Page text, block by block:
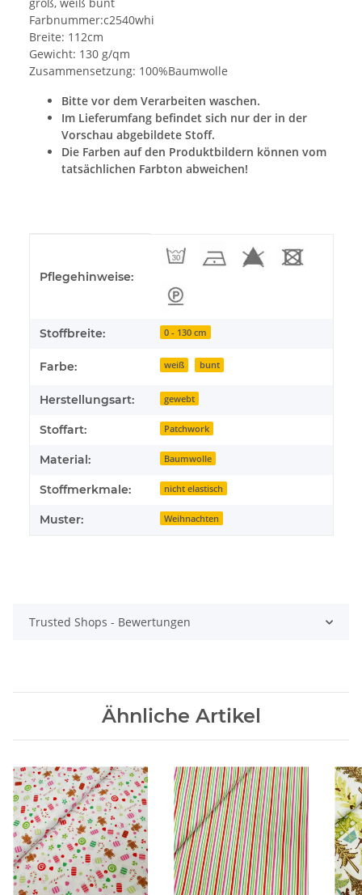
Farbnummer:c2540whi
Breite: 112cm
Gewicht: 130 g/qm
Zusammensetzung: 100%Baumwolle
Bitte vor dem Verarbeiten waschen.
Im Lieferumfang befindet sich nur der in der
Vorschau abgebildete Stoff.
Die Farben auf den Produktbildern können vom
tatsächlichen Farbton abweichen!
Pflegehinweise:
Stoffbreite: 0 - 130 cm
Farbe: weiß bunt
Herstellungsart: gewebt
Stoffart: Patchwork
Material: Baumwolle
Stoffmerkmale: nicht elastisch
Muster: Weihnachten
Trusted Shops - Bewertungen
Ähnliche Artikel